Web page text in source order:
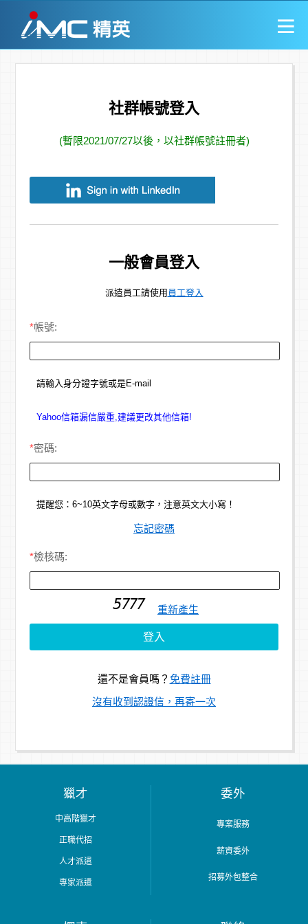
社群帳號登入
(暫限2021/07/27以後，以社群帳號註冊者)
一般會員登入
派遣員工請使用 員工登入
*帳號:
請輸入身分證字號或是E-mail
Yahoo信箱漏信嚴重,建議更改其他信箱!
*密碼:
提醒您：6~10英文字母或數字，注意英文大小寫！
忘記密碼
*檢核碼:
重新產生
還不是會員嗎？ 免費註冊
沒有收到認證信，再寄一次
獵才
中高階獵才
正職代招
人才派遣
專家派遣
委外
專案服務
薪資委外
招募外包整合